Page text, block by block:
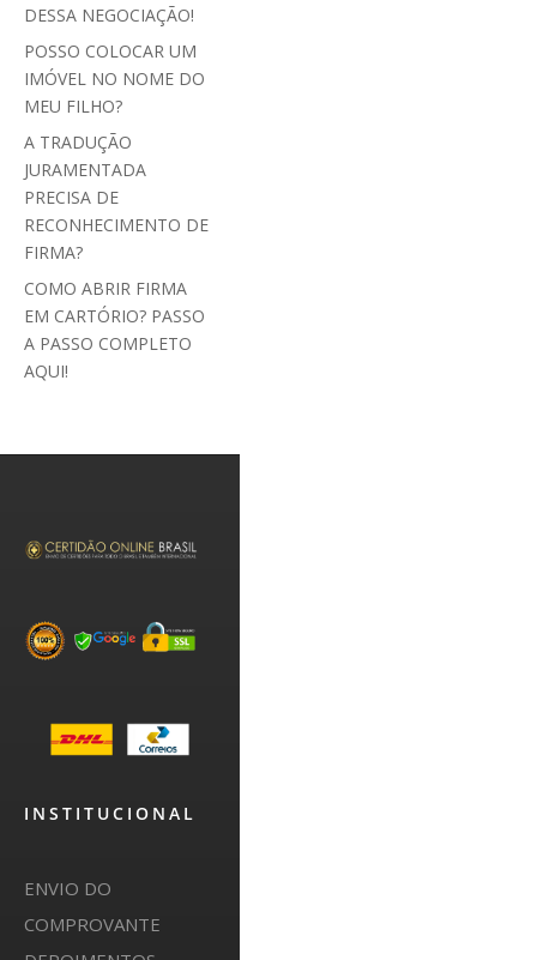
DESSA NEGOCIAÇÃO!
POSSO COLOCAR UM
IMÓVEL NO NOME DO
MEU FILHO?
A TRADUÇÃO
JURAMENTADA
PRECISA DE
RECONHECIMENTO DE
FIRMA?
COMO ABRIR FIRMA
EM CARTÓRIO? PASSO
A PASSO COMPLETO
AQUI!
INSTITUCIONAL
ENVIO DO
COMPROVANTE